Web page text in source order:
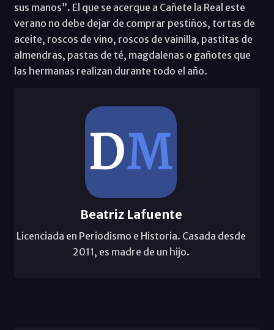
sus manos”. El que se acerque a Cañete la Real este
verano no debe dejar de comprar pestiños, tortas de
aceite, roscos de vino, roscos de vainilla, pastitas de
almendras, pastas de té, magdalenas o gañotes que
las hermanas realizan durante todo el año.
Beatriz Lafuente
Licenciada en Periodismo e Historia. Casada desde
2011, es madre de un hijo.